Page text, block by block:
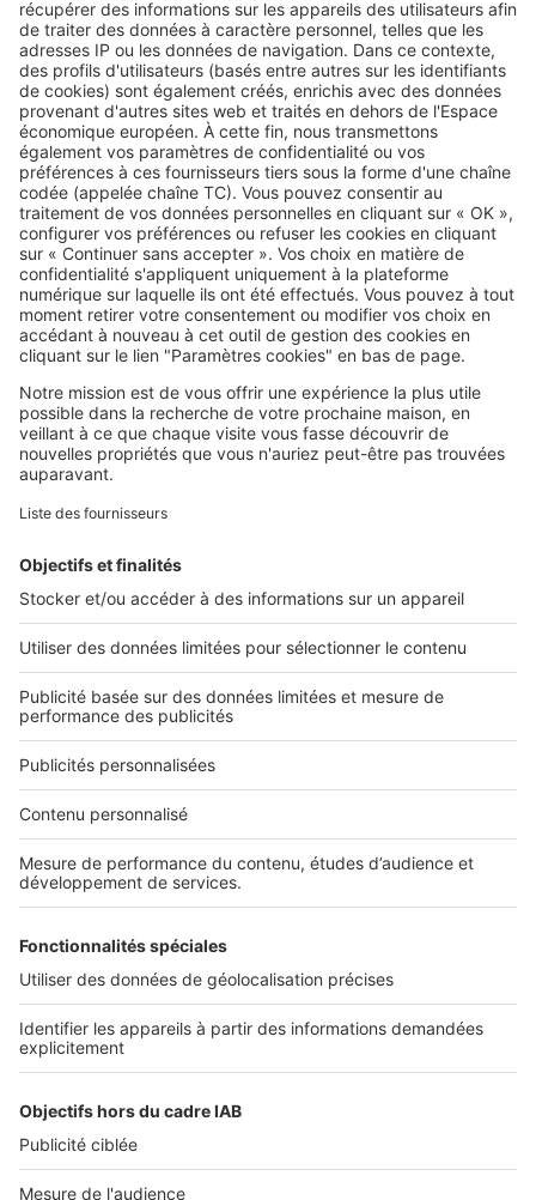
Image
Vivre à...
S'installer au bord de la mer : ces
questions peuvent éviter une
grosse déception
SeLoger c'est aussi
Retrouvez-nous sur ...
L'ENTREPRISE
Nous contacter
Nous recrutons
NOS APPLICATIONS
Découvrez nos applications
Tous nos services pro
Accès client
À DÉCOUVRIR
Annuaire des professionnels
Tout l'immobilier
Toutes les villes
Tous les départements